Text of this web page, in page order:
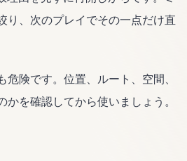
り、次のプレイでその一点だけ直
険です。位置、ルート、空間、
を確認してから使いましょう。